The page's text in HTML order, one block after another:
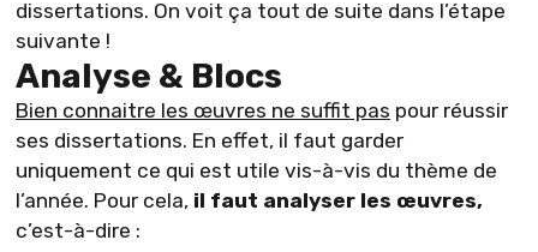
dissertations. On voit ça tout de suite dans l’étape
suivante !
Analyse & Blocs
Bien connaitre les œuvres ne suffit pas pour réussir
ses dissertations. En effet, il faut garder
uniquement ce qui est utile vis-à-vis du thème de
l’année. Pour cela, il faut analyser les œuvres,
c’est-à-dire :